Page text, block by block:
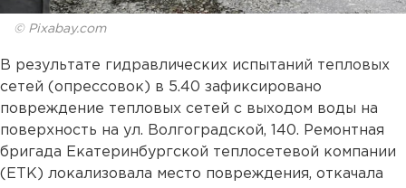
© Pixabay.com
В результате гидравлических испытаний тепловых
сетей (опрессовок) в 5.40 зафиксировано
повреждение тепловых сетей с выходом воды на
поверхность на ул. Волгоградской, 140. Ремонтная
бригада Екатеринбургской теплосетевой компании
(ЕТК) локализовала место повреждения, откачала